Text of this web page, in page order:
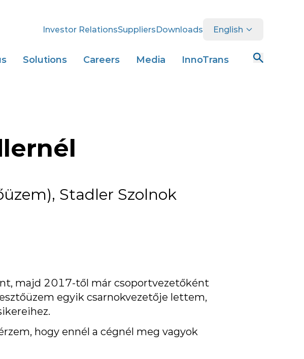
Investor RelationsSuppliersDownloads English
Solutions Careers Media InnoTrans
Stadler Szolnok
majd 2017-től már csoportvezetőként
egyik csarnokvezetője lettem,
hogy ennél a cégnél meg vagyok